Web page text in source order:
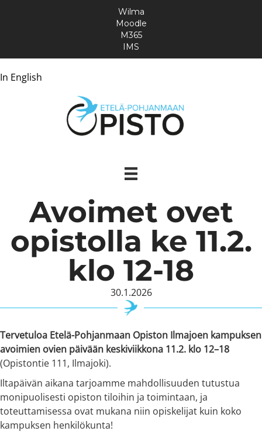
In English
Wilma
Moodle
M365
IMS
Avoimet ovet
opistolla ke 11.2.
klo 12-18
30.1.2026
Tervetuloa Etelä-Pohjanmaan Opiston Ilmajoen kampuksen
avoimien ovien päivään keskiviikkona 11.2. klo 12–18
(Opistontie 111, Ilmajoki).
Iltapäivän aikana tarjoamme mahdollisuuden tutustua
monipuolisesti opiston tiloihin ja toimintaan, ja
toteuttamisessa ovat mukana niin opiskelijat kuin koko
kampuksen henkilökunta!